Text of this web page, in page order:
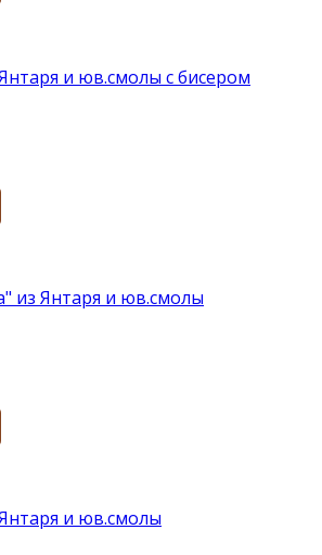
и юв.смолы с бисером
из Янтаря и юв.смолы
и юв.смолы